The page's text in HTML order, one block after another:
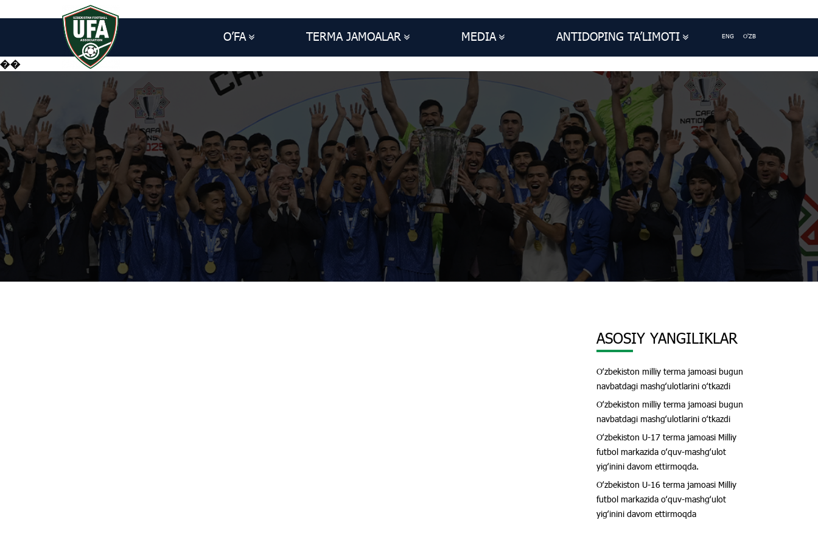
O’FA TERMA JAMOALAR MEDIA ANTIDOPING TA’LIMOTI ENG O'ZB
��
ASOSIY YANGILIKLAR
Oʻzbekiston milliy terma jamoasi bugun
navbatdagi mashgʻulotlarini oʻtkazdi
Oʻzbekiston milliy terma jamoasi bugun
navbatdagi mashgʻulotlarini oʻtkazdi
Oʻzbekiston U-17 terma jamoasi Milliy
futbol markazida oʻquv-mashgʻulot
yigʻinini davom ettirmoqda.
Oʻzbekiston U-16 terma jamoasi Milliy
futbol markazida oʻquv-mashgʻulot
yigʻinini davom ettirmoqda